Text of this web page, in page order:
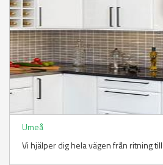
Umeå
Vi hjälper dig hela vägen från ritning